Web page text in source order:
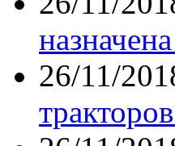
26/11/